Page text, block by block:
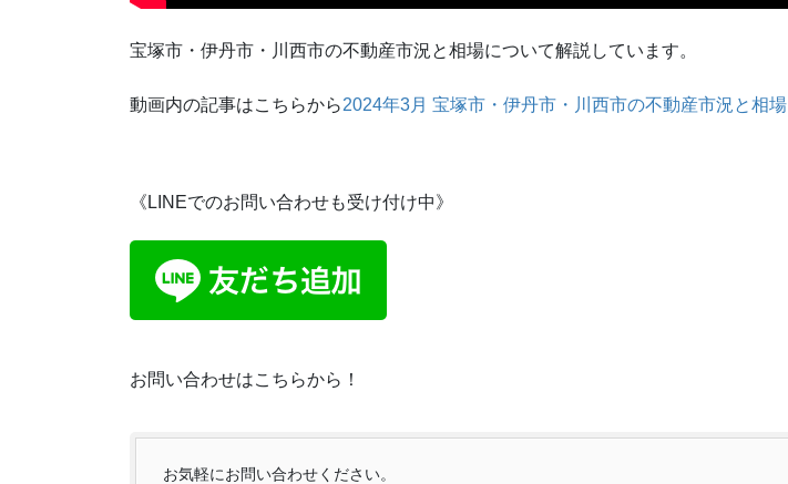
宝塚市・伊丹市・川西市の不動産市況と相場について解説しています。
動画内の記事はこちらから2024年3月 宝塚市・伊丹市・川西市の不動産市況と相場
《LINEでのお問い合わせも受け付け中》
お問い合わせはこちらから！
お気軽にお問い合わせください。